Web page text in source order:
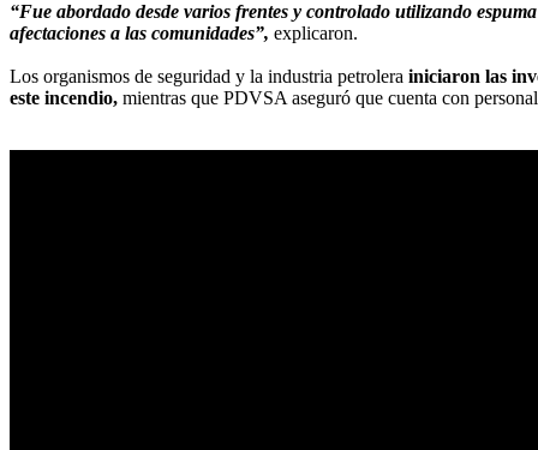
“Fue abordado desde varios frentes y controlado utilizando
afectaciones a las comunidades”, explicaron.
Los organismos de seguridad y la industria petrolera iniciaron las
este incendio, mientras que PDVSA aseguró que cuenta con